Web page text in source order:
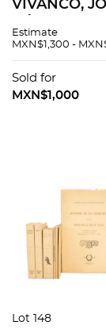
VIVANCO,
TIERRAS.
TUXPAN.
PETRÓLEOS
Estimate
MXN$1,300 -
Sold for
MXN$1,000
Lot 148